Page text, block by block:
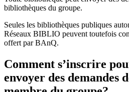
bibliothèques du groupe.
Seules les bibliothèques publiques
Réseaux BIBLIO peuvent toutefois
offert par BAnQ.
Comment s’inscrire
envoyer des demandes